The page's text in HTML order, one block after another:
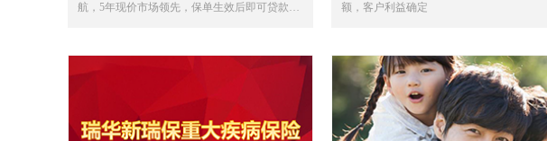
航，5年现价市场领先，保单生效后即可贷款，
额，客户利益确定